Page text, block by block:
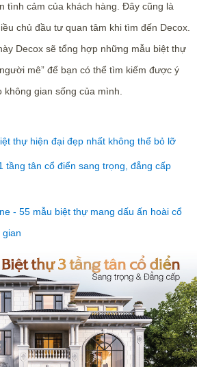
tình cảm của khách hàng. Đây cũng là
chủ đầu tư quan tâm khi tìm đến Decox.
Decox sẽ tổng hợp những mẫu biệt thự
mê” để bạn có thể tìm kiếm được ý
gian sống của mình.
thự hiện đại đẹp nhất không thể bỏ lỡ
tầng tân cổ điển sang trọng, đẳng cấp
- 55 mẫu biệt thự mang dấu ấn hoài cổ
gian